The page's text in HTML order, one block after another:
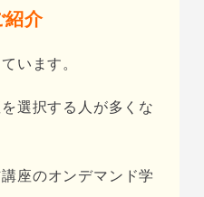
紹介
います。
選択する人が多くな
座のオンデマンド学